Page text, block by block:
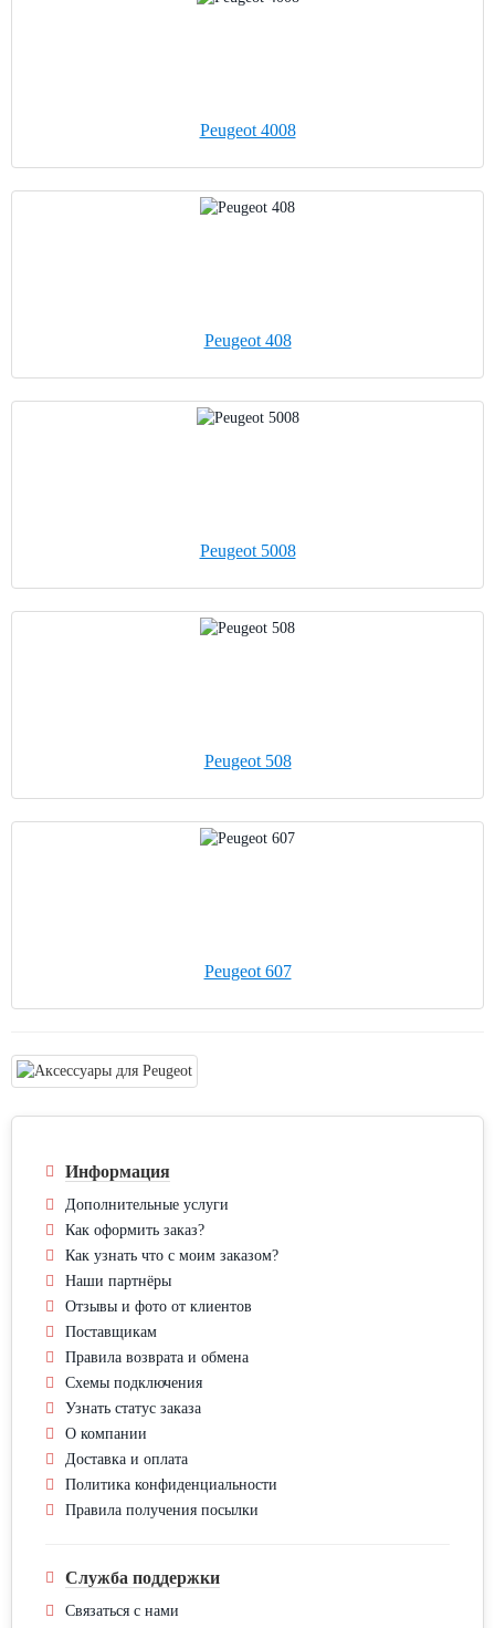
Peugeot 4008
Peugeot 408
Peugeot 5008
Peugeot 508
Peugeot 607
Информация
Дополнительные услуги
Как оформить заказ?
Как узнать что с моим заказом?
Наши партнёры
Отзывы и фото от клиентов
Поставщикам
Правила возврата и обмена
Схемы подключения
Узнать статус заказа
О компании
Доставка и оплата
Политика конфиденциальности
Правила получения посылки
Служба поддержки
Связаться с нами